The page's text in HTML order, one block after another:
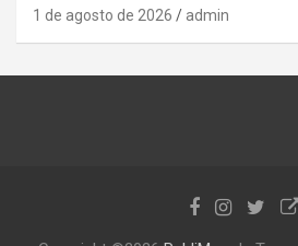
1 de agosto de 2026 admin